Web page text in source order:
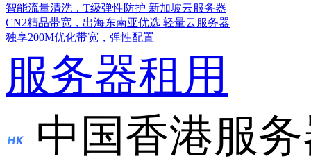
智能流量清洗，T级弹性防护 新加坡云服务器
CN2精品带宽，出海东南亚优选 轻量云服务器
独享200M优化带宽，弹性配置
服务器租用
中国香港服